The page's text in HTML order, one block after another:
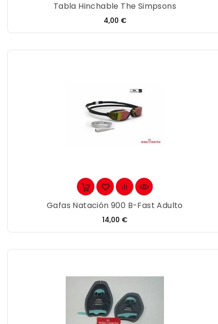
Tabla Hinchable The Simpsons
Precio
4,00 €
Gafas Natación 900 B-Fast Adulto
Precio
14,00 €